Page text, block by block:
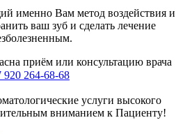
именно Вам метод воздействия и
ваш зуб и сделать лечение
на приём или консультацию врача
920 264-68-68
услуги высокого
вниманием к Пациенту!